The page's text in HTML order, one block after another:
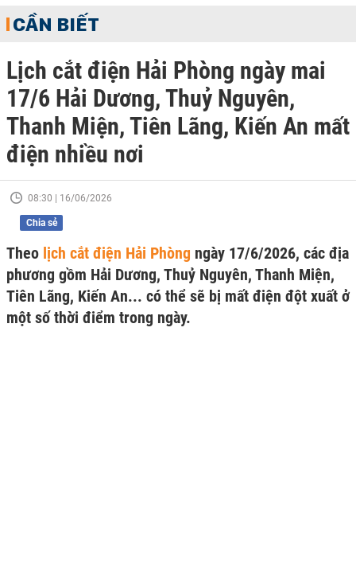
CẦN BIẾT
Lịch cắt điện Hải Phòng ngày mai
17/6 Hải Dương, Thuỷ Nguyên,
Thanh Miện, Tiên Lãng, Kiến An mất
điện nhiều nơi
08:30 | 16/06/2026
Chia sẻ
Theo lịch cắt điện Hải Phòng ngày 17/6/2026, các địa
phương gồm Hải Dương, Thuỷ Nguyên, Thanh Miện,
Tiên Lãng, Kiến An... có thể sẽ bị mất điện đột xuất ở
một số thời điểm trong ngày.